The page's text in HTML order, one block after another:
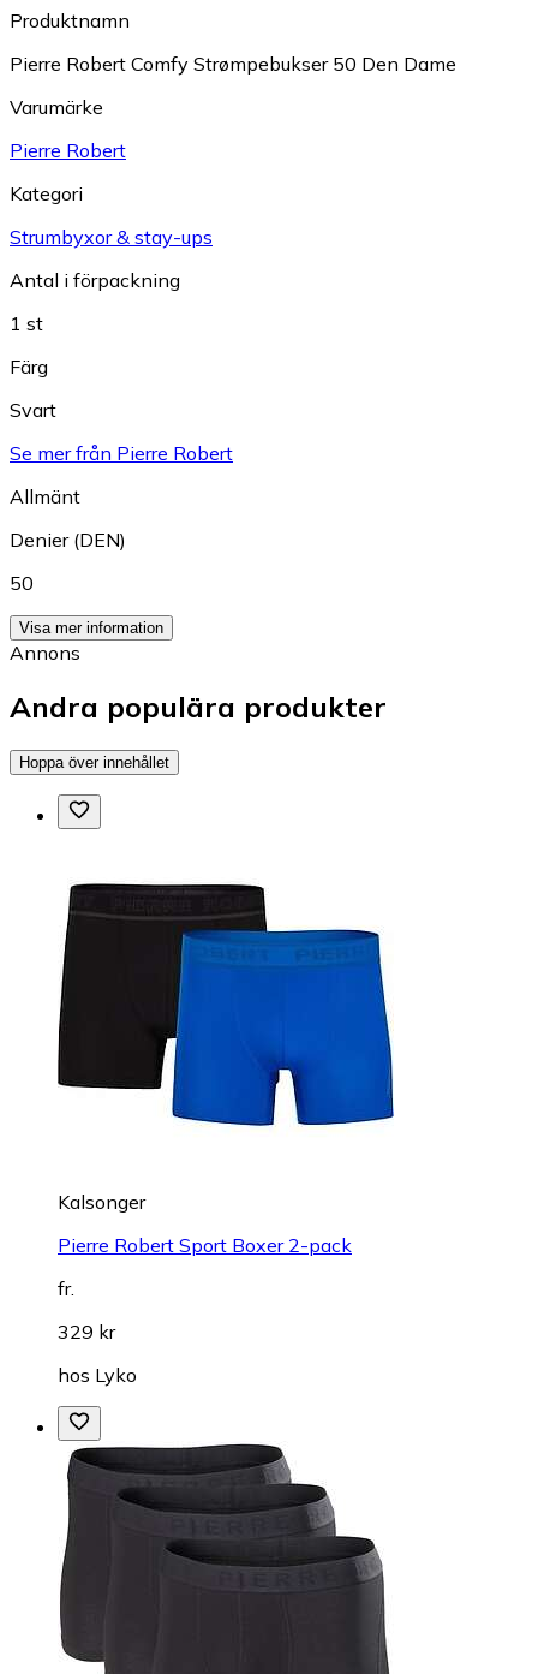
Produktnamn
Pierre Robert Comfy Strømpebukser 50 Den Dame
Varumärke
Pierre Robert
Kategori
Strumbyxor & stay-ups
Antal i förpackning
1 st
Färg
Svart
Se mer från Pierre Robert
Allmänt
Denier (DEN)
50
Visa mer information
Annons
Andra populära produkter
Hoppa över innehållet
Kalsonger
Pierre Robert Sport Boxer 2-pack
fr.
329 kr
hos Lyko